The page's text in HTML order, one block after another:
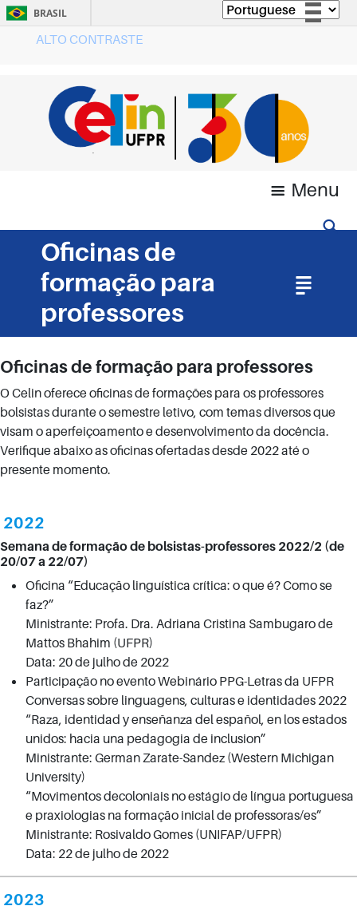
BRASIL
Acesso à informação
Legislação
Canais
ALTO CONTRASTE
Menu
Oficinas de
formação para
professores
Oficinas de formação para professores
O Celin oferece oficinas de formações para os professores
bolsistas durante o semestre letivo, com temas diversos que
visam o aperfeiçoamento e desenvolvimento da docência.
Verifique abaixo as oficinas ofertadas desde 2022 até o
presente momento.
2022
Semana de formação de bolsistas-professores 2022/2 (de
20/07 a 22/07)
Oficina “Educação linguística crítica: o que é? Como se
faz?”
Ministrante: Profa. Dra. Adriana Cristina Sambugaro de
Mattos Bhahim (UFPR)
Data: 20 de julho de 2022
Participação no evento Webinário PPG-Letras da UFPR
Conversas sobre linguagens, culturas e identidades 2022
“Raza, identidad y enseñanza del español, en los estados
unidos: hacia una pedagogia de inclusion”
Ministrante: German Zarate-Sandez (Western Michigan
University)
“Movimentos decoloniais no estágio de língua portuguesa
e praxiologias na formação inicial de professoras/es”
Ministrante: Rosivaldo Gomes (UNIFAP/UFPR)
Data: 22 de julho de 2022
2023